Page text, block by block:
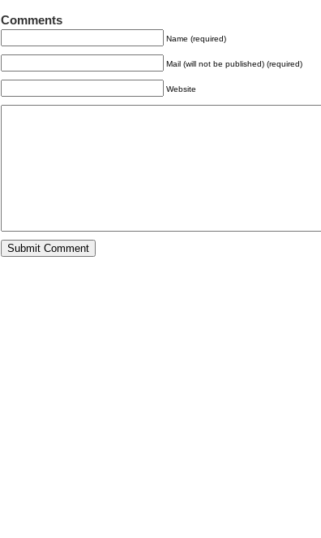
Comments
Name (required)
Mail (will not be published) (required)
Website